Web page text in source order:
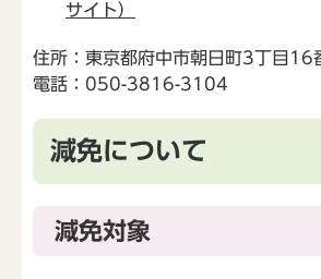
サイト）
住所：東京都府中市朝日町3丁目16
電話：050-3816-3104
減免について
減免対象